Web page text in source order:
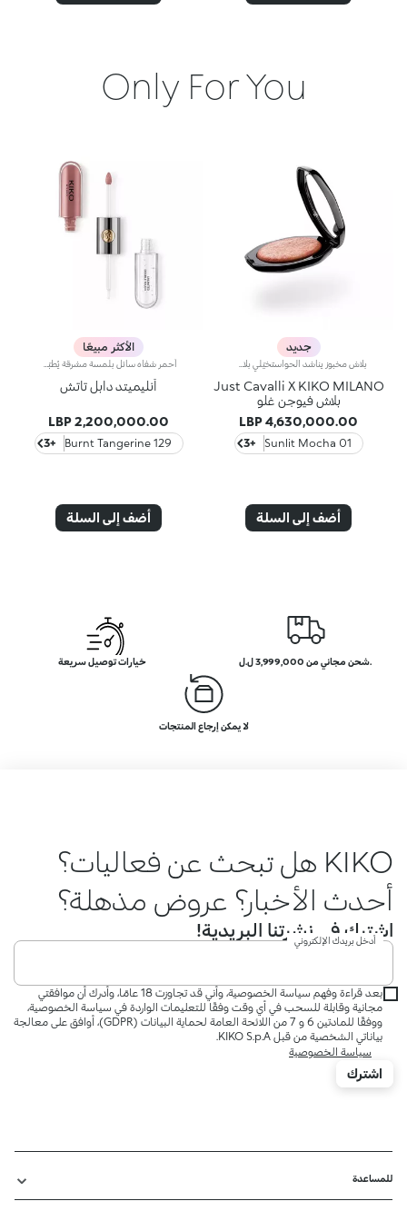
Only For You
جديد
Just Cavalli X KIKO MILANO
بلاش فيوجن غلو
4,630,000.00 LBP
01 Sunlit Mocha
+3
أضف إلى السلة
الأكثر مبيعًا
أنليميتد دابل تاتش
2,200,000.00 LBP
129 Burnt Tangerine
+3
أضف إلى السلة
.شحن مجاني من 3,999,000 ل.ل خيارات توصيل سريعة
لا يمكن إرجاع المنتجات
KIKO هل تبحث عن فعاليات؟
أحدث الأخبار؟ عروض مذهلة؟
اشترك في نشرتنا البريدية!
أدخل بريدك الإلكتروني
بعد قراءة وفهم سياسة الخصوصية، وأني قد تجاوزت 18 عامًا، وأدرك أن موافقتي
مجانية وقابلة للسحب في أي وقت وفقًا للتعليمات الواردة في سياسة الخصوصية،
ووفقًا للمادتين 6 و 7 من اللائحة العامة لحماية البيانات (GDPR)، أوافق على معالجة
بياناتي الشخصية من قبل KIKO S.p.A.
سياسة الخصوصية
اشترك
للمساعدة